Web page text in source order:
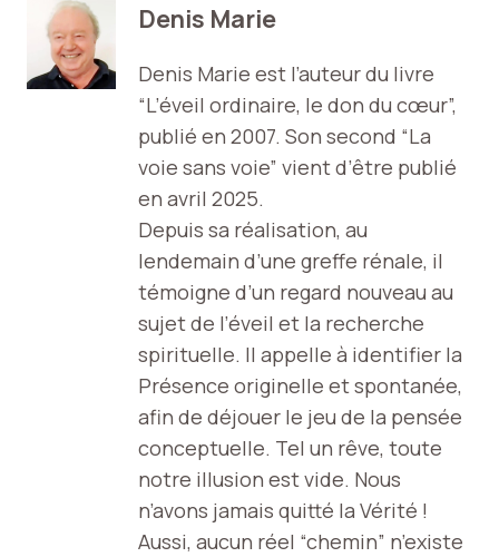
Denis Marie
Denis Marie est l’auteur du livre
“L’éveil ordinaire, le don du cœur”,
publié en 2007. Son second “La
voie sans voie” vient d’être publié
en avril 2025.
Depuis sa réalisation, au
lendemain d’une greffe rénale, il
témoigne d’un regard nouveau au
sujet de l’éveil et la recherche
spirituelle. Il appelle à identifier la
Présence originelle et spontanée,
afin de déjouer le jeu de la pensée
conceptuelle. Tel un rêve, toute
notre illusion est vide. Nous
n’avons jamais quitté la Vérité !
Aussi, aucun réel “chemin” n’existe